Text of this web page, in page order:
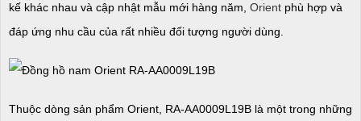
kế khác nhau và cập nhật mẫu mới hàng năm, Orient phù hợp và
đáp ứng nhu cầu của rất nhiều đối tượng người dùng.​
Thuộc dòng sản phẩm Orient, RA-AA0009L19B là một trong những